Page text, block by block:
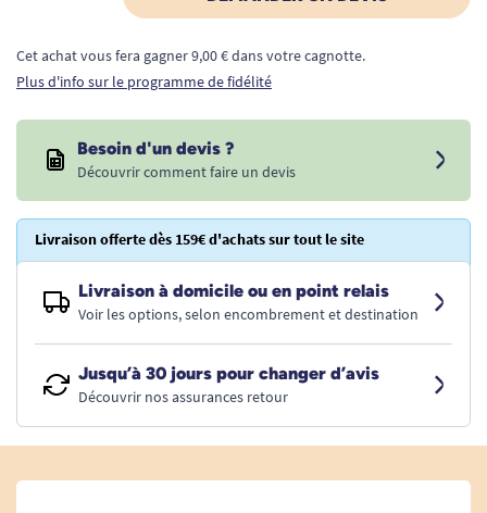
Cet achat vous fera gagner 9,00 € dans votre cagnotte.
Plus d'info sur le programme de fidélité
Besoin d'un devis ?
Découvrir comment faire un devis
Livraison offerte dès 159€ d'achats sur tout le site
Livraison à domicile ou en point relais
Voir les options, selon encombrement et destination
Jusqu’à 30 jours pour changer d’avis
Découvrir nos assurances retour